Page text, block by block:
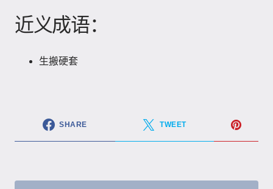
近义成语：
生搬硬套
SHARE TWEET